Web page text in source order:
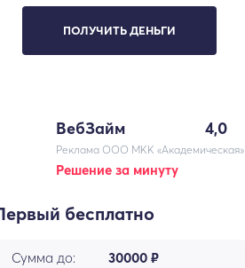
ПОЛУЧИТЬ ДЕНЬГИ
ВебЗайм 4,0
Реклама ООО МКК «Академическая»
Решение за минуту
бесплатно
Сумма до: 30000 ₽